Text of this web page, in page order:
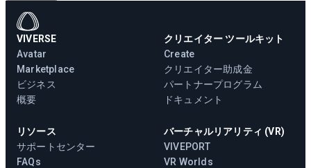
VIVERSE
Avatar
Marketplace
ビジネス
概要
クリエイター ツールキット
Create
クリエイター助成金
パートナープログラム
ドキュメント
リソース
サポートセンター
FAQs
バーチャルリアリティ (VR)
VIVEPORT
VR Worlds